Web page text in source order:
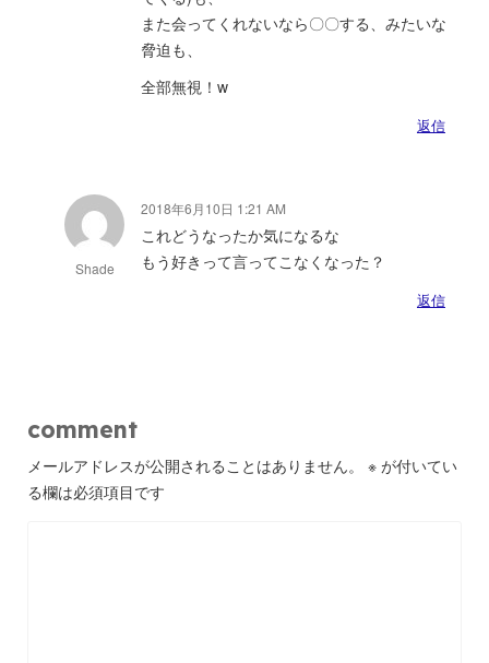
また会ってくれないなら〇〇する、みたいな
脅迫も、
全部無視！w
返信
Shade
2018年6月10日 1:21 AM
これどうなったか気になるな
もう好きって言ってこなくなった？
返信
comment
メールアドレスが公開されることはありません。 ※ が付いてい
る欄は必須項目です